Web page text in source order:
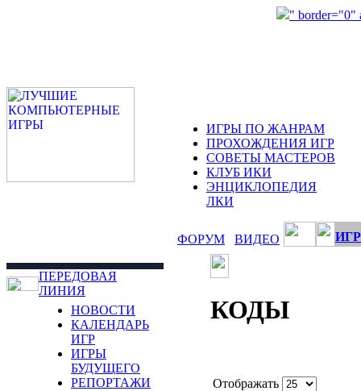
" border="0"
ИГРЫ ПО ЖАНРАМ
ПРОХОЖДЕНИЯ ИГР
СОВЕТЫ МАСТЕРОВ
КЛУБ ИКИ
ЭНЦИКЛОПЕДИЯ
ЛКИ
ФОРУМ ВИДЕО
ПЕРЕДОВАЯ
ЛИНИЯ
НОВОСТИ
КАЛЕНДАРЬ
ИГР
ИГРЫ
БУДУЩЕГО
РЕПОРТАЖИ
КОДЫ
Отображать